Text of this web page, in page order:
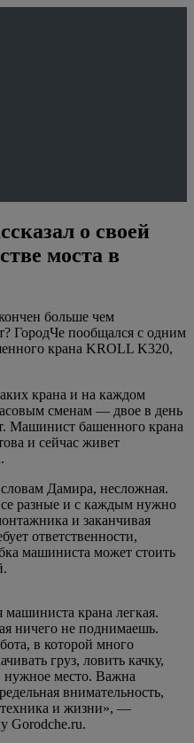
о своей
моста в
больше чем
ГородЧе пообщался с одним
крана KROLL K320,
крана и на каждом
сменам — двое в день
Машинист башенного крана
и сейчас живет
Дамира, несложная.
разные и с каждым нужно
и заканчивая
ответственности,
машиниста может стоить
крана легкая.
ничего не поднимаешь.
в которой много
груз, ловить качку,
нужное место. Важна
внимательность,
техника и жизни», —
Gorodche.ru.